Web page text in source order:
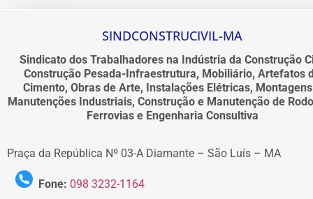
SINDCONSTRUCIVIL-MA
Sindicato dos Trabalhadores na Indústria da Construção
Construção Pesada-Infraestrutura, Mobiliário, Artefatos
Cimento, Obras de Arte, Instalações Elétricas,
Manutenções Industriais, Construção e Manutenção de
Ferrovias e Engenharia Consultiva
Praça da República Nº 03-A Diamante – São Luís – MA
Fone: 098 3232-1164